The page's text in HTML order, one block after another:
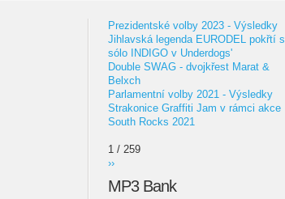
Prezidentské volby 2023 - Výsledky
Jihlavská legenda EURODEL pokřtí
sólo INDIGO v Underdogs'
Double SWAG - dvojkřest Marat &
Belxch
Parlamentní volby 2021 - Výsledky
Strakonice Graffiti Jam v rámci akce
South Rocks 2021
1 / 259
››
MP3 Bank